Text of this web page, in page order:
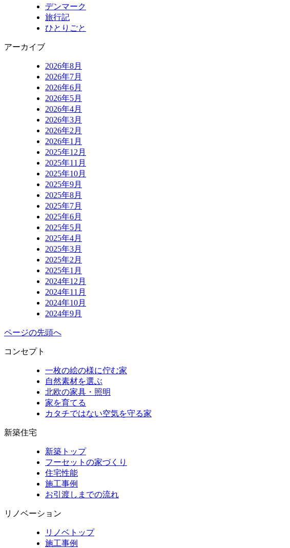
デンマーク
旅行記
ひとりごと
アーカイブ
2026年8月
2026年7月
2026年6月
2026年5月
2026年4月
2026年3月
2026年2月
2026年1月
2025年12月
2025年11月
2025年10月
2025年9月
2025年8月
2025年7月
2025年6月
2025年5月
2025年4月
2025年3月
2025年2月
2025年1月
2024年12月
2024年11月
2024年10月
2024年9月
ページの先頭へ
コンセプト
一枚の絵の様に佇む家
自然素材を選ぶ
北欧の家具・照明
家を育てる
カタチではない空気を守る家
新築住宅
新築トップ
フーセットの家づくり
住宅性能
施工事例
お引渡しまでの流れ
リノベーション
リノベトップ
施工事例